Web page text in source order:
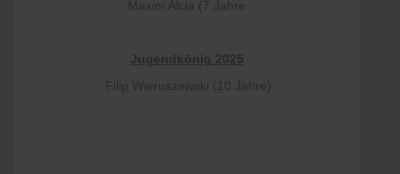
Maxim Alcia (7 Jahre
Jugendkönig 2025
Filip Wieruszewski (10 Jahre)